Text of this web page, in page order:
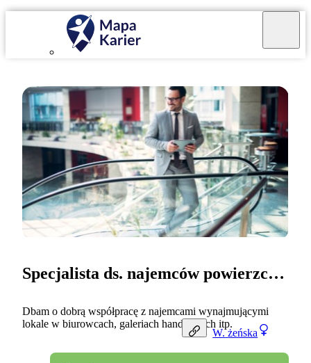
W. żeńska
Specjalista ds. najemców powierzchni biurowo-handlowych
Dbam o dobrą współpracę z najemcami wynajmującymi
lokale w biurowcach, galeriach handlowych itp.